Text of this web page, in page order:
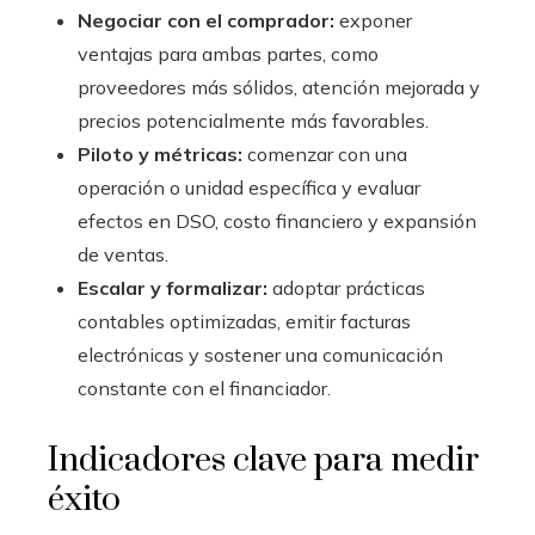
Negociar con el comprador: exponer
ventajas para ambas partes, como
proveedores más sólidos, atención mejorada y
precios potencialmente más favorables.
Piloto y métricas: comenzar con una
operación o unidad específica y evaluar
efectos en DSO, costo financiero y expansión
de ventas.
Escalar y formalizar: adoptar prácticas
contables optimizadas, emitir facturas
electrónicas y sostener una comunicación
constante con el financiador.
Indicadores clave para medir
éxito